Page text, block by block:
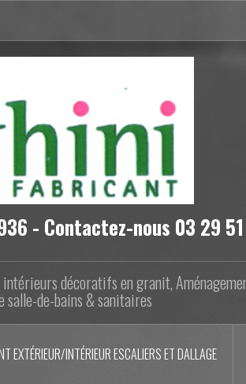
- Contactez-nous 03 29
décoratifs en granit,
salle-de-bains & sanitaires
EXTÉRIEUR/INTÉRIEUR ESCALIERS ET DALLAGE